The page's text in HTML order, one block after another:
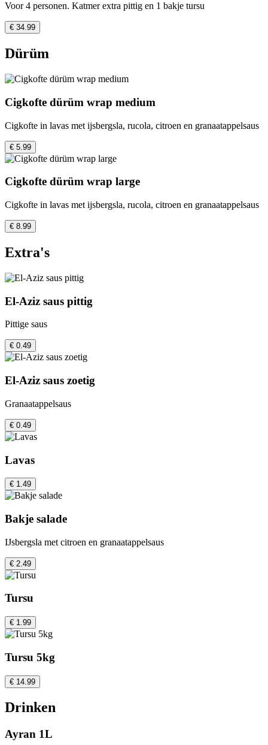
Voor 4 personen. Katmer extra pittig en 1 bakje tursu
€ 34.99
Dürüm
Cigkofte dürüm wrap medium
Cigkofte in lavas met ijsbergsla, rucola, citroen en granaatappelsaus
€ 5.99
Cigkofte dürüm wrap large
Cigkofte in lavas met ijsbergsla, rucola, citroen en granaatappelsaus
€ 8.99
Extra's
El-Aziz saus pittig
Pittige saus
€ 0.49
El-Aziz saus zoetig
Granaatappelsaus
€ 0.49
Lavas
€ 1.49
Bakje salade
IJsbergsla met citroen en granaatappelsaus
€ 2.49
Tursu
€ 1.99
Tursu 5kg
€ 14.99
Drinken
Ayran 1L